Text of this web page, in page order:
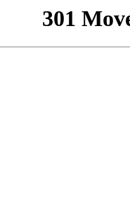
301